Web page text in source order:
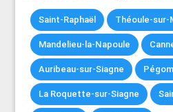
Saint-Raphaël Théoule-sur-
Mandelieu-la-Napoule
Auribeau-sur-Siagne
La Roquette-sur-Siagne